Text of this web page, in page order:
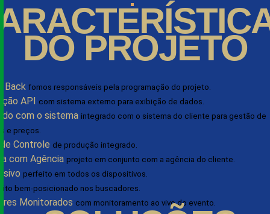
DO PROJETO
Back fomos responsáveis pela programação do projeto.
API com sistema externo para exibição de dados.
com o sistema integrado com o sistema do cliente para gestão de
e preços.
Controle de produção integrado.
com Agência projeto em conjunto com a agência do cliente.
perfeito em todos os dispositivos.
bem-posicionado nos buscadores.
Monitorados com monitoramento ao vivo do evento.